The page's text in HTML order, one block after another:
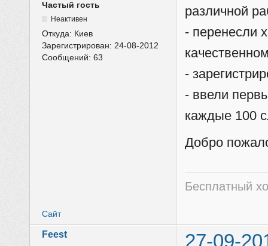
Частый гость
Неактивен
Откуда: Киев
Зарегистрирован: 24-08-2012
Сообщений:63
различной
- перенесли
-
- ввели
каждые 100
Добро
Бесплатный
Сайт
Feest 27-09-